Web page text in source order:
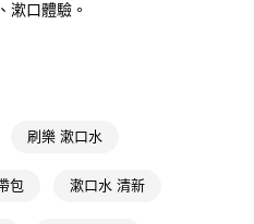
即可結帳。
漱口體驗。
刷樂 漱口水
包 漱口水 清新